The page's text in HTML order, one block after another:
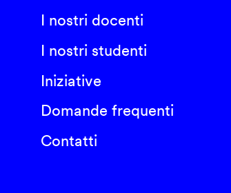
I nostri docenti
I nostri studenti
Iniziative
Domande frequenti
Contatti